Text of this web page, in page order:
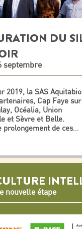
DU
septembre
2019, la SAS Aquitabio
Cap Faye sur
Océalia, Union
et Sèvre et Belle.
prolongement de ces...
nouvelle étape